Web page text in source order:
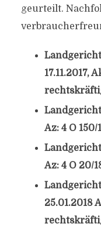
geurteilt.
17.11.2017,
Az: 4 O
Az: 4 O 20/
25.01.2018